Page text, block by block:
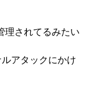
理されてるみたい
アタックにかけ